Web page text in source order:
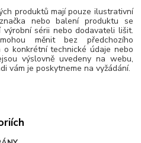
produktů mají pouze ilustrativní
nebo balení produktu se
sérii nebo dodavateli lišit.
měnit bez předchozího
o konkrétní technické údaje nebo
výslovně uvedeny na webu,
vám je poskytneme na vyžádání.